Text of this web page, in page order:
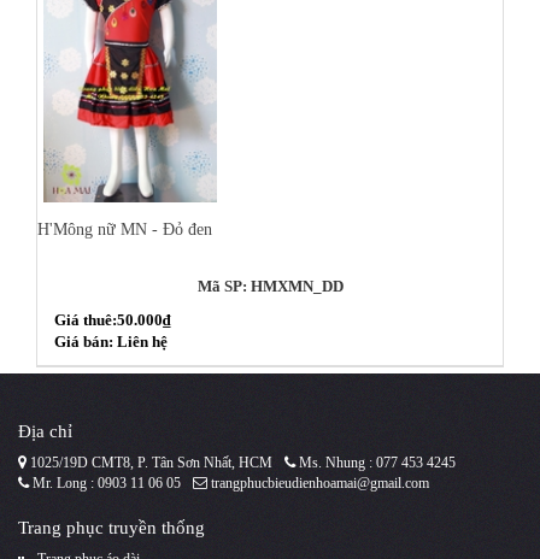
H'Mông nữ MN - Đỏ đen
Mã SP: HMXMN_DD
Giá thuê:50.000₫
Giá bán: Liên hệ
Địa chỉ
1025/19D CMT8, P. Tân Sơn Nhất, HCM
Ms. Nhung : 077 453 4245
Mr. Long : 0903 11 06 05
trangphucbieudienhoamai@gmail.com
Trang phục truyền thống